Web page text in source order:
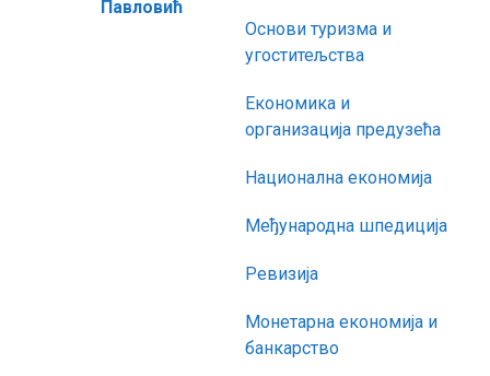
Павловић
Основи туризма и
угоститељства
Економика и
организација предузећа
Национална економија
Међународна шпедиција
Ревизија
Монетарна економија и
банкарство